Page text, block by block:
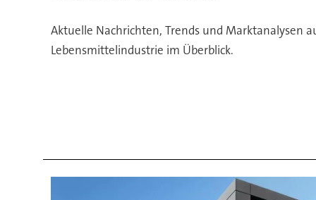
Pharma
und
Aktuelle Nachrichten, Trends und Marktanalysen
Lebensmittelindustrie im Überblick.